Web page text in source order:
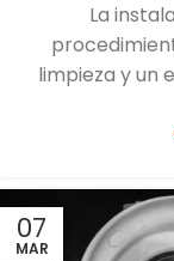
La
limpieza y un
07
MAR